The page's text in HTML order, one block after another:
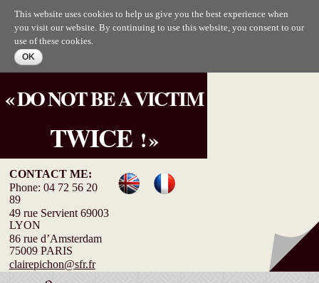
This website uses cookies to help us give you the best experience when
you visit our website. By continuing to use this website, you consent to our
use of these cookies.
« DO NOT BE A VICTIM
TWICE! »
CONTACT ME:
Phone: 04 72 56 20
89
49 rue Servient 69003
LYON
86 rue d’Amsterdam
75009 PARIS
clairepichon@sfr.fr